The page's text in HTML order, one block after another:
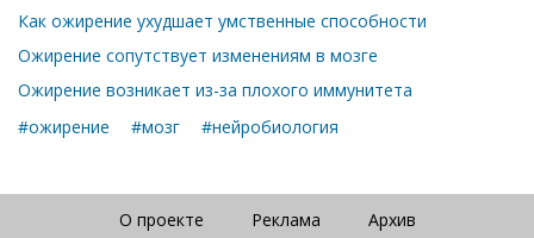
Как ожирение ухудшает умственные способности
Ожирение сопутствует изменениям в мозге
Ожирение возникает из-за плохого иммунитета
#ожирение
#мозг #нейробиология
О проекте Реклама Архив